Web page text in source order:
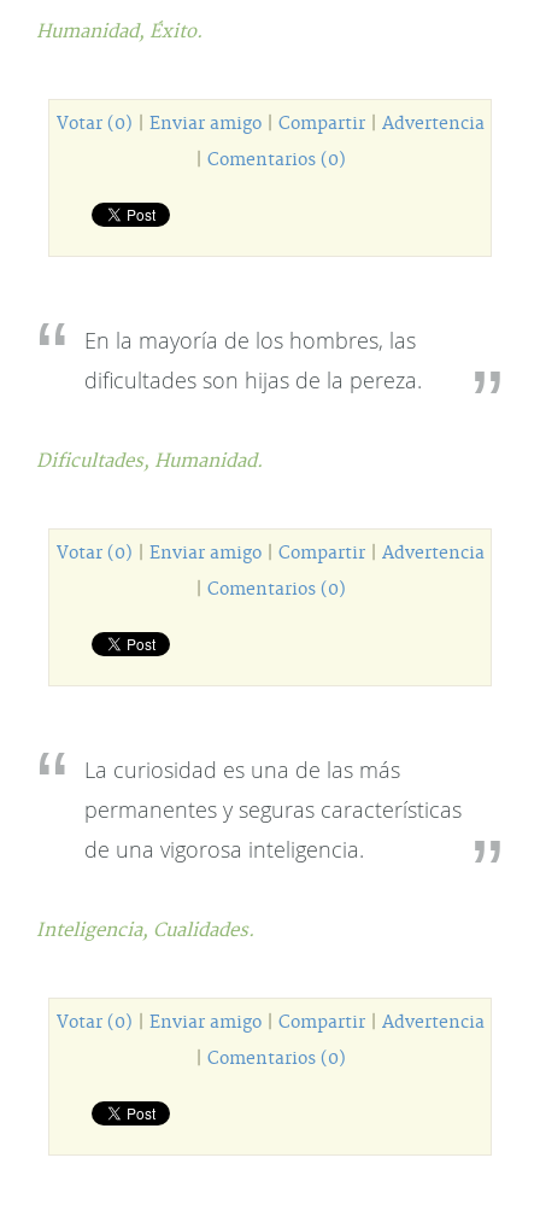
Humanidad, Éxito.
Votar (0) Enviar amigo| Compartir| Advertencia
Comentarios (0)
En la mayoría de los hombres, las
dificultades son hijas de la pereza.
Dificultades, Humanidad.
Votar (0) Enviar amigo| Compartir| Advertencia
Comentarios (0)
La curiosidad es una de las más
permanentes y seguras características
de una vigorosa inteligencia.
Inteligencia, Cualidades.
Votar (0) Enviar amigo| Compartir| Advertencia
Comentarios (0)